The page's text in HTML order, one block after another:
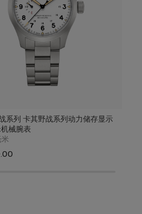
系列 卡其野战系列动力储存显示
械腕表